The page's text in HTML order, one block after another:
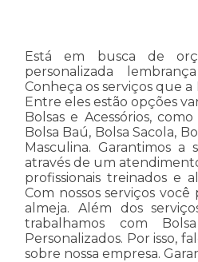
Está em busca de
personalizada
Conheça os serviços que a
Entre eles estão opções
Bolsas e Acessórios,
Bolsa Baú, Bolsa Sacola,
Masculina. Garantimos a
através de um
profissionais treinados e
Com nossos serviços
almeja. Além dos
trabalhamos com
Personalizados. Por isso,
sobre nossa empresa.